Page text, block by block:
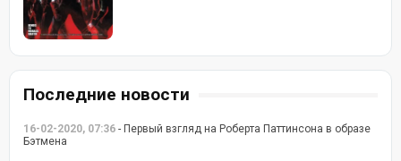
Последние новости
16-02-2020, 07:36 - Первый взгляд на Роберта Паттинсона в образе
Бэтмена